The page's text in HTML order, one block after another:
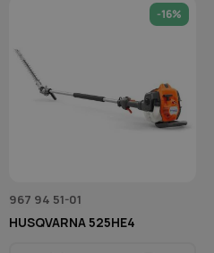
-16%
967 94 51-01
HUSQVARNA 525HE4